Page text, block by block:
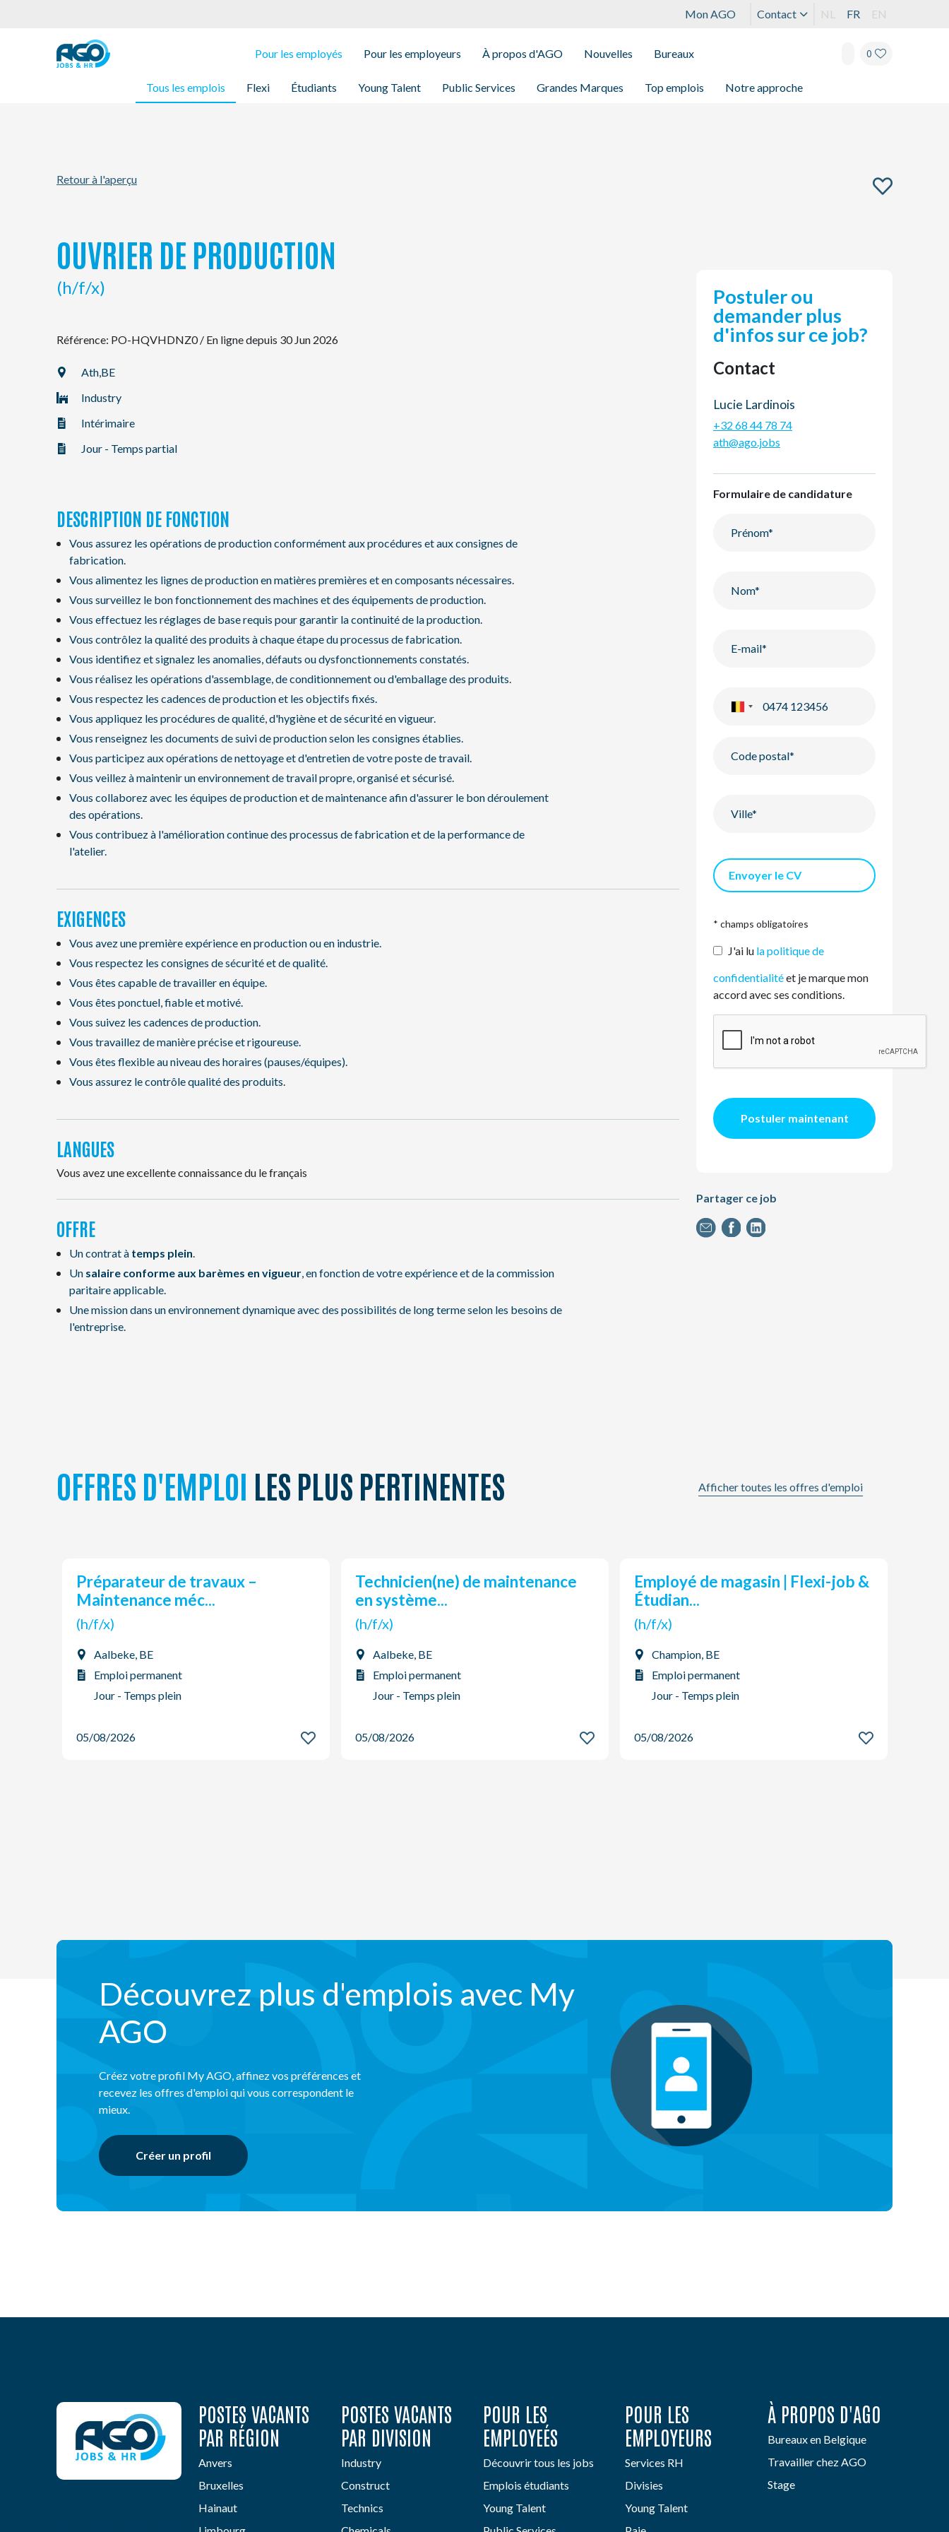
Mon AGO Contact NL FR EN
Pour les employés
Tous les emplois Flexi Étudiants Young Talent Public Services Grandes Marques Top emplois Notre approche
Pour les employeurs À propos d'AGO Nouvelles Bureaux 0
Pour les employés
Pour les employeurs
Bureaux
Mon AGO
Retour à l'aperçu
OUVRIER DE PRODUCTION
(h/f/x)
Référence: PO-HQVHDNZ0/ En ligne depuis 30 Jun 2026
Ath,BE
Industry
Intérimaire
Jour - Temps partial
DESCRIPTION DE FONCTION
Vous assurez les opérations de production conformément aux procédures et aux consignes de
fabrication.
Vous alimentez les lignes de production en matières premières et en composants nécessaires.
Vous surveillez le bon fonctionnement des machines et des équipements de production.
Vous effectuez les réglages de base requis pour garantir la continuité de la production.
Vous contrôlez la qualité des produits à chaque étape du processus de fabrication.
Vous identifiez et signalez les anomalies, défauts ou dysfonctionnements constatés.
Vous réalisez les opérations d'assemblage, de conditionnement ou d'emballage des produits.
Vous respectez les cadences de production et les objectifs fixés.
Vous appliquez les procédures de qualité, d'hygiène et de sécurité en vigueur.
Vous renseignez les documents de suivi de production selon les consignes établies.
Vous participez aux opérations de nettoyage et d'entretien de votre poste de travail.
Vous veillez à maintenir un environnement de travail propre, organisé et sécurisé.
Vous collaborez avec les équipes de production et de maintenance afin d'assurer le bon déroulement
des opérations.
Vous contribuez à l'amélioration continue des processus de fabrication et de la performance de
l'atelier.
EXIGENCES
Vous avez une première expérience en production ou en industrie.
Vous respectez les consignes de sécurité et de qualité.
Vous êtes capable de travailler en équipe.
Vous êtes ponctuel, fiable et motivé.
Vous suivez les cadences de production.
Vous travaillez de manière précise et rigoureuse.
Vous êtes flexible au niveau des horaires (pauses/équipes).
Vous assurez le contrôle qualité des produits.
LANGUES
Vous avez une excellente connaissance du le français
OFFRE
Un contrat à temps plein.
Un salaire conforme aux barèmes en vigueur, en fonction de votre expérience et de la commission
paritaire applicable.
Une mission dans un environnement dynamique avec des possibilités de long terme selon les besoins de
l'entreprise.
Postuler ou
demander plus
d'infos sur ce job?
Contact
Lucie Lardinois
+32 68 44 78 74
ath@ago.jobs
Formulaire de candidature
Envoyer le CV
* champs obligatoires
J'ai lu la politique de
confidentialitéet je marque mon
accord avec ses conditions.
Postuler maintenant
Partager ce job
OFFRES D'EMPLOI LES PLUS PERTINENTES Afficher toutes les offres d'emploi
Préparateur de travaux –
Maintenance méc...
(h/f/x)
Aalbeke, BE
Emploi permanent
Jour - Temps plein
05/08/2026
Technicien(ne) de maintenance
en système...
(h/f/x)
Aalbeke, BE
Emploi permanent
Jour - Temps plein
05/08/2026
Employé de magasin | Flexi-job &
Étudian...
(h/f/x)
Champion, BE
Emploi permanent
Jour - Temps plein
05/08/2026
Découvrez plus d'emplois avec My
AGO
Créez votre profil My AGO, affinez vos préférences et
recevez les offres d'emploi qui vous correspondent le
mieux.
Créer un profil
POSTES VACANTS
PAR RÉGION
Anvers
Bruxelles
Hainaut
POSTES VACANTS
PAR DIVISION
Industry
Construct
Technics
POUR LES
EMPLOYEÉS
Découvrir tous les jobs
Emplois étudiants
Young Talent
POUR LES
EMPLOYEURS
Services RH
Divisies
Young Talent
À PROPOS D'AGO
Bureaux en Belgique
Travailler chez AGO
Stage